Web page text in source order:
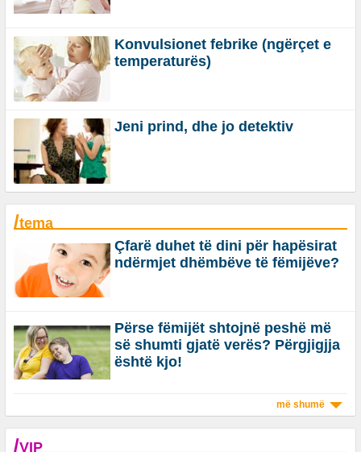
Konvulsionet febrike (ngërçet e
temperaturës)
Jeni prind, dhe jo detektiv
/tema
Çfarë duhet të dini për hapësirat
ndërmjet dhëmbëve të fëmijëve?
Përse fëmijët shtojnë peshë më
së shumti gjatë verës? Përgjigjja
është kjo!
më shumë
/VIP